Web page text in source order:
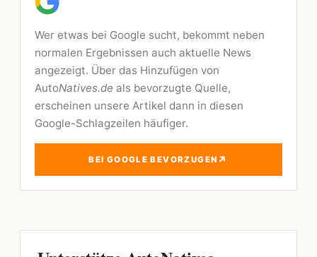
Wer etwas bei Google sucht, bekommt neben
normalen Ergebnissen auch aktuelle News
angezeigt. Über das Hinzufügen von
AutoNatives.de als bevorzugte Quelle,
erscheinen unsere Artikel dann in diesen
Google-Schlagzeilen häufiger.
BEI GOOGLE BEVORZUGEN ↗